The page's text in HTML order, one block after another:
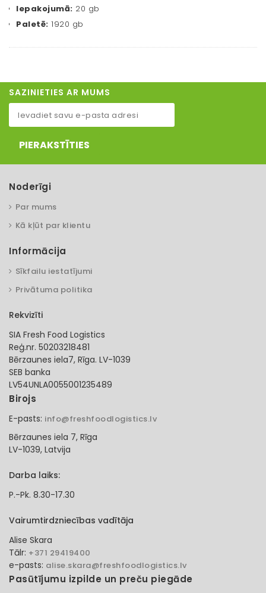
Iepakojumā: 20 gb
Paletē: 1920 gb
SAZINIETIES AR MUMS
PIERAKSTĪTIES
Noderīgi
Par mums
Kā kļūt par klientu
Informācija
Sīkfailu iestatījumi
Privātuma politika
Rekvizīti
SIA Fresh Food Logistics
Reģ.nr. 50203218481
Bērzaunes iela7, Rīga. LV-1039
SEB banka
LV54UNLA0055001235489
Birojs
E-pasts: info@freshfoodlogistics.lv
Bērzaunes iela 7, Rīga
LV-1039, Latvija
Darba laiks:
P.-Pk. 8.30-17.30
Vairumtirdzniecības vadītāja
Alise Skara
Tālr: +371 29419400
e-pasts: alise.skara@freshfoodlogistics.lv
Pasūtījumu izpilde un preču piegāde